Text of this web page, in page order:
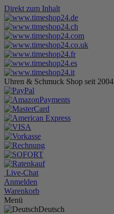
Direkt zum Inhalt
Uhren & Schmuck Shop seit 2004
Live-Chat
Anmelden
Warenkorb
Menü
Deutsch